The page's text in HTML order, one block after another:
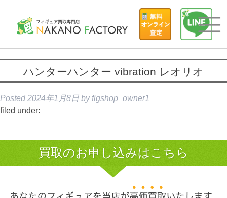
ハンターハンター vibration レオリオ
Posted 2024年1月8日 by figshop_owner1
filed under:
買取のお申し込みはこちら